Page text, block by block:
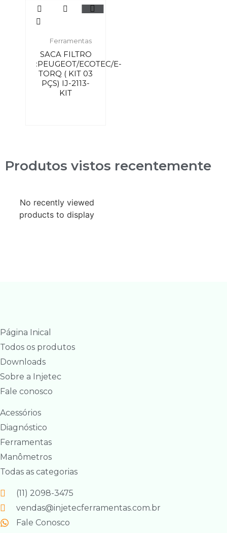
Ferramentas
SACA FILTRO
:PEUGEOT/ECOTEC/E-
TORQ ( KIT 03
PÇS) IJ-2113-
KIT
Produtos vistos recentemente
No recently viewed
products to display
Página Inical
Todos os produtos
Downloads
Sobre a Injetec
Fale conosco
Acessórios
Diagnóstico
Ferramentas
Manômetros
Todas as categorias
(11) 2098-3475
vendas@injetecferramentas.com.br
Fale Conosco